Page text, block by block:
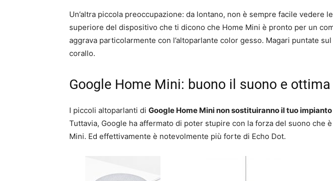
Un’altra piccola preoccupazione: da lontano, non è sempre facile vedere
superiore del dispositivo che ti dicono che Home Mini è pronto per un
aggrava particolarmente con l’altoparlante color gesso. Magari puntate
corallo.
Google Home Mini: buono il suono e
I piccoli altoparlanti di Google Home Mini non sostituiranno il tuo
Tuttavia, Google ha affermato di poter stupire con la forza del suono che
Mini. Ed effettivamente è notevolmente più forte di Echo Dot.